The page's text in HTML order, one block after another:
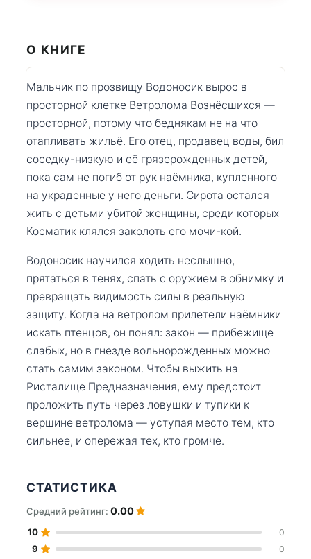
О КНИГЕ
Мальчик по прозвищу Водоносик вырос в
просторной клетке Ветролома Вознёсшихся —
просторной, потому что беднякам не на что
отапливать жильё. Его отец, продавец воды, бил
соседку-низкую и её грязерожденных детей,
пока сам не погиб от рук наёмника, купленного
на украденные у него деньги. Сирота остался
жить с детьми убитой женщины, среди которых
Косматик клялся заколоть его мочи-кой.
Водоносик научился ходить неслышно,
прятаться в тенях, спать с оружием в обнимку и
превращать видимость силы в реальную
защиту. Когда на ветролом прилетели наёмники
искать птенцов, он понял: закон — прибежище
слабых, но в гнезде вольнорожденных можно
стать самим законом. Чтобы выжить на
Ристалище Предназначения, ему предстоит
проложить путь через ловушки и тупики к
вершине ветролома — уступая место тем, кто
сильнее, и опережая тех, кто громче.
СТАТИСТИКА
Средний рейтинг: 0.00
10 0
9 0